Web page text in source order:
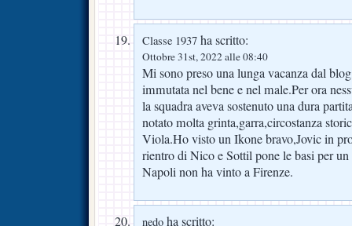
Classe 1937 ha scritto:
Ottobre 31st, 2022 alle 08:40
Mi sono preso una lunga vacanza dal
immutata nel bene e nel male.Per ora
la squadra aveva sostenuto una dura
notato molta grinta,garra,circostanza
Viola.Ho visto un Ikone bravo,Jovic in
rientro di Nico e Sottil pone le basi per
Napoli non ha vinto a Firenze.
nedo ha scritto: